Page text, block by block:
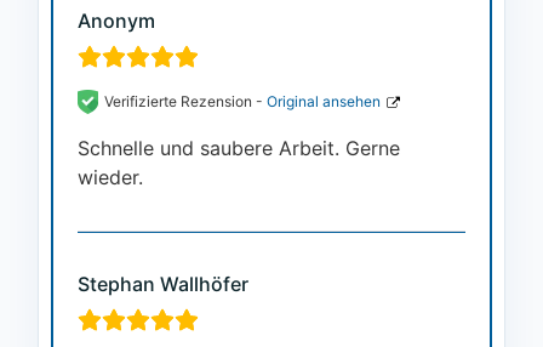
Anonym
Verifizierte Rezension - Original ansehen
Schnelle und saubere Arbeit. Gerne
wieder.
Stephan Wallhöfer